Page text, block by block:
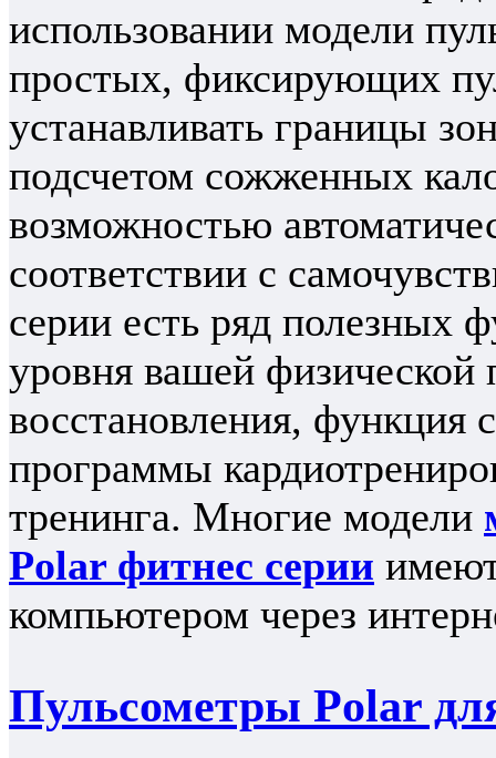
использовании модели
простых, фиксирующих
устанавливать границы
подсчетом сожженных
возможностью
соответствии с
серии есть ряд полезных
уровня вашей физической
восстановления, функция
программы
тренинга. Многие модели
Polar фитнес серии
компьютером через
Пульсометры Polar